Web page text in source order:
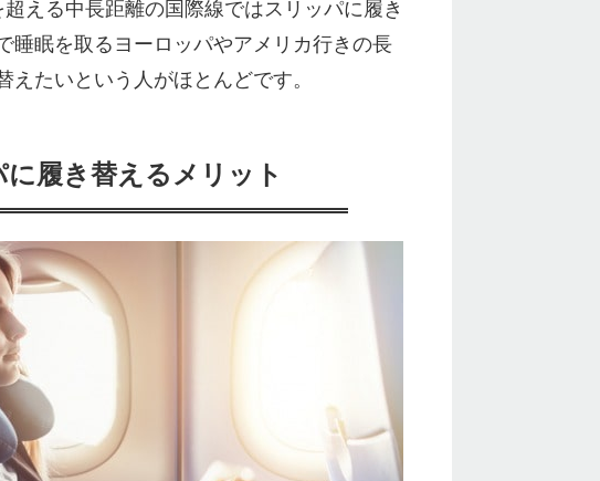
える中長距離の国際線ではスリッパに履き
睡眠を取るヨーロッパやアメリカ行きの長
たいという人がほとんどです。
履き替えるメリット